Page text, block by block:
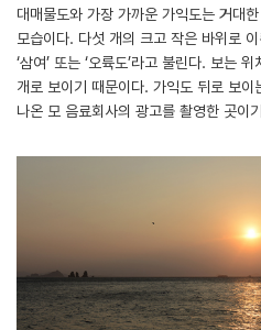
대매물도와 가장 가까운 가익도는 거대
모습이다. 다섯 개의 크고 작은 바위로
‘삼여’ 또는 ‘오륙도’라고 불린다. 보는
개로 보이기 때문이다. 가익도 뒤로 보
나온 모 음료회사의 광고를 촬영한 곳이